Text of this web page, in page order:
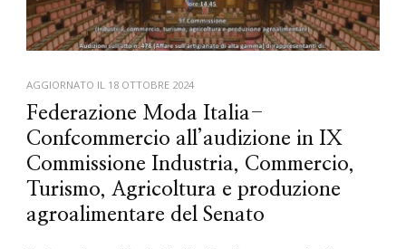
AGGIORNATO IL 18 OTTOBRE 2024
Federazione Moda Italia-
Confcommercio all’audizione in IX
Commissione Industria, Commercio,
Turismo, Agricoltura e produzione
agroalimentare del Senato